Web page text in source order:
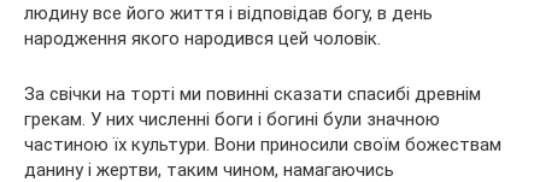
людину все його життя і відповідав богу, в день
народження якого народився цей чоловік.
За свічки на торті ми повинні сказати спасибі древнім
грекам. У них численні боги і богині були значною
частиною їх культури. Вони приносили своїм божествам
данину і жертви, таким чином, намагаючись